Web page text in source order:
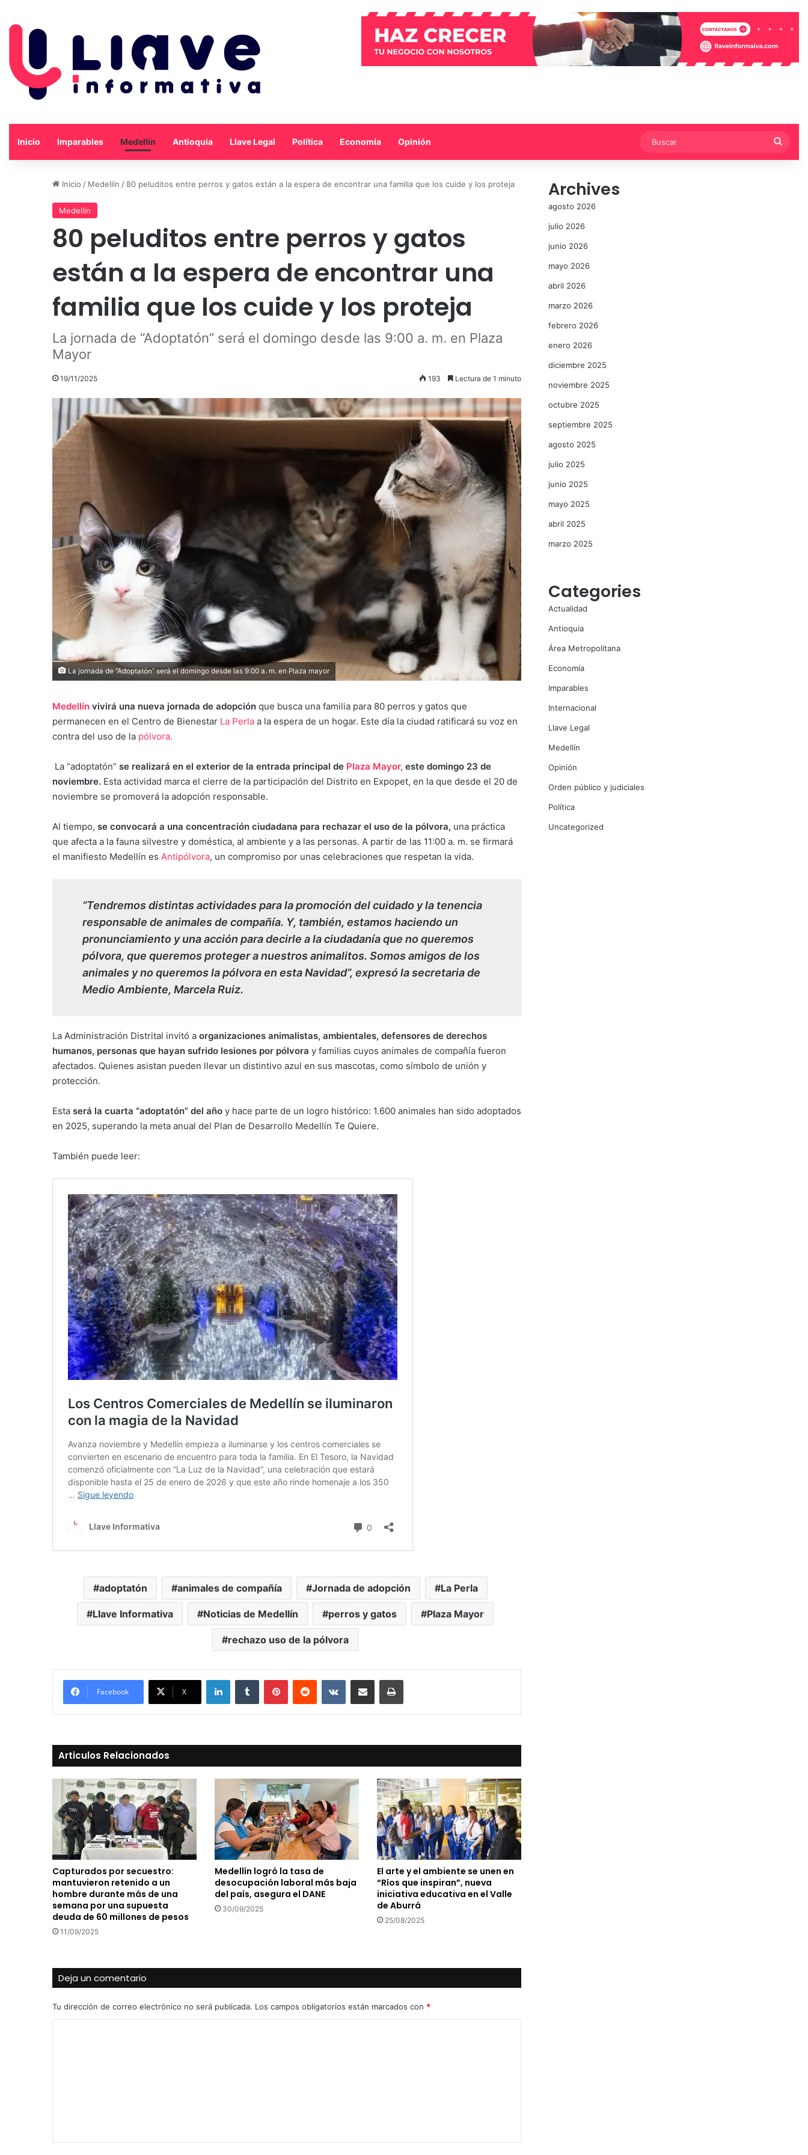
Inicio Imparables Medellín Antioquia Llave Legal Política Economía Opinión
Inicio / Medellín /80 peluditos entre perros y gatos están a la espera de encontrar una familia que los cuide y los proteja
Medellín
80 peluditos entre perros y gatos
están a la espera de encontrar una
familia que los cuide y los proteja
La jornada de “Adoptatón” será el domingo desde las 9:00 a. m. en Plaza
Mayor
19/11/2025 193 Lectura de 1 minuto
La jornada de “Adoptatón” será el domingo desde las 9:00 a. m. en Plaza mayor
Medellín vivirá una nueva jornada de adopción que busca una familia para 80 perros y gatos que
permanecen en el Centro de Bienestar La Perla a la espera de un hogar. Este día la ciudad ratificará su voz en
contra del uso de la pólvora.
La “adoptatón” se realizará en el exterior de la entrada principal de Plaza Mayor, este domingo 23 de
noviembre. Esta actividad marca el cierre de la participación del Distrito en Expopet, en la que desde el 20 de
noviembre se promoverá la adopción responsable.
Al tiempo, se convocará a una concentración ciudadana para rechazar el uso de la pólvora, una práctica
que afecta a la fauna silvestre y doméstica, al ambiente y a las personas. A partir de las 11:00 a. m. se firmará
el manifiesto Medellín es Antipólvora, un compromiso por unas celebraciones que respetan la vida.
“Tendremos distintas actividades para la promoción del cuidado y la tenencia
responsable de animales de compañía. Y, también, estamos haciendo un
pronunciamiento y una acción para decirle a la ciudadanía que no queremos
pólvora, que queremos proteger a nuestros animalitos. Somos amigos de los
animales y no queremos la pólvora en esta Navidad”, expresó la secretaria de
Medio Ambiente, Marcela Ruiz.
La Administración Distrital invitó a organizaciones animalistas, ambientales, defensores de derechos
humanos, personas que hayan sufrido lesiones por pólvora y familias cuyos animales de compañía fueron
afectados. Quienes asistan pueden llevar un distintivo azul en sus mascotas, como símbolo de unión y
protección.
Esta será la cuarta “adoptatón” del año y hace parte de un logro histórico: 1.600 animales han sido adoptados
en 2025, superando la meta anual del Plan de Desarrollo Medellín Te Quiere.
También puede leer:
adoptatón animales de compañía Jornada de adopción La Perla
Llave Informativa Noticias de Medellín perros y gatos Plaza Mayor
rechazo uso de la pólvora
Facebook X
LinkedInTumblr PinterestReddit VKontakte
Compartir vía Mail Print
Articulos Relacionados
Capturados por secuestro:
mantuvieron retenido a un
hombre durante más de una
semana por una supuesta
deuda de 60 millones de pesos
11/09/2025
Medellín logró la tasa de
desocupación laboral más baja
del país, asegura el DANE
30/09/2025
El arte y el ambiente se unen en
“Ríos que inspiran”, nueva
iniciativa educativa en el Valle
de Aburrá
25/08/2025
Deja un comentario
Tu dirección de correo electrónico no será publicada. Los campos obligatorios están marcados con *
Archives
agosto 2026
julio 2026
junio 2026
mayo 2026
abril 2026
marzo 2026
febrero 2026
enero 2026
diciembre 2025
noviembre 2025
octubre 2025
septiembre 2025
agosto 2025
julio 2025
junio 2025
mayo 2025
abril 2025
marzo 2025
Categories
Actualidad
Antioquia
Área Metropolitana
Economía
Imparables
Internacional
Llave Legal
Medellín
Opinión
Orden público y judiciales
Política
Uncategorized